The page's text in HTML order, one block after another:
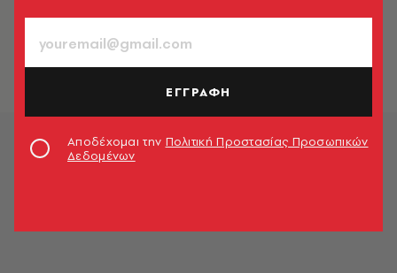
Αμαλίας 14
Γιάννης Κωνσταντινίδης
ΕΓΓΡΑΦΗ
Αποδέχομαι την Πολιτική Προστασίας Προσωπικών
Δεδομένων